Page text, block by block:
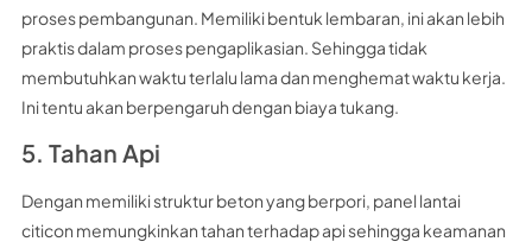
proses pembangunan. Memiliki bentuk lembaran, ini akan lebih
praktis dalam proses pengaplikasian. Sehingga tidak
membutuhkan waktu terlalu lama dan menghemat waktu kerja.
Ini tentu akan berpengaruh dengan biaya tukang.
5. Tahan Api
Dengan memiliki struktur beton yang berpori, panel lantai
citicon memungkinkan tahan terhadap api sehingga keamanan